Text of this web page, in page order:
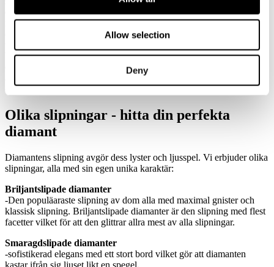
Allow selection
Deny
diamanter för en subtil elegans eller större stenar för en mer
iögonfallande look, erbjuder vi ett brett utbud av storlekar, dvs olika
caratvikter för att matcha din personliga stil. Våra stiftörhängen är
briljantslipade diamanter av högsta kvalitet. Deras tidlösa design gör
dem till en perfekt gåva för födelsedagar, bröllop, årsdagar eller
andra högtider – en uppskattad present som symboliserar kärlek och
omtanke.
Olika slipningar - hitta din perfekta
diamant
Diamantens slipning avgör dess lyster och ljusspel. Vi erbjuder olika
slipningar, alla med sin egen unika karaktär:
Briljantslipade diamanter
-Den populäaraste slipning av dom alla med maximal gnister och
klassisk slipning. Briljantslipade diamanter är den slipning med flest
facetter vilket för att den glittrar allra mest av alla slipningar.
Smaragdslipade diamanter
-sofistikerad elegans med ett stort bord vilket gör att diamanten
kastar ifrån sig ljuset likt en spegel.